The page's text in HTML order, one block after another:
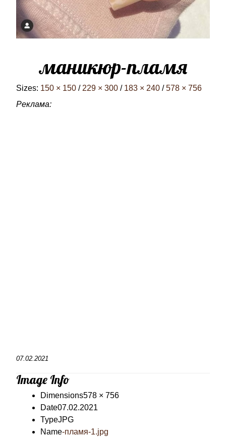
маникюр-пламя
Sizes: 150 × 150 / 229 × 300 / 183 × 240 / 578 × 756
Реклама:
07.02.2021
Image Info
Dimensions578 × 756
Date07.02.2021
TypeJPG
Name-пламя-1.jpg